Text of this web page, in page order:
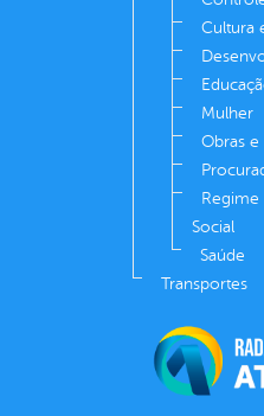
Cultura
Mulher
Obras e
Social
Saúde
Transportes